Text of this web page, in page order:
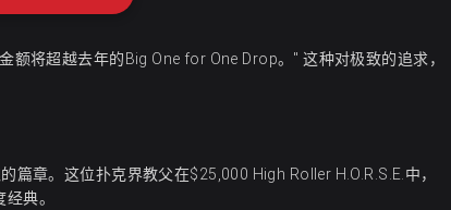
将超越去年的Big One for One Drop。" 这种对极致的追求，
章。这位扑克界教父在$25,000 High Roller H.O.R.S.E.中，
典。